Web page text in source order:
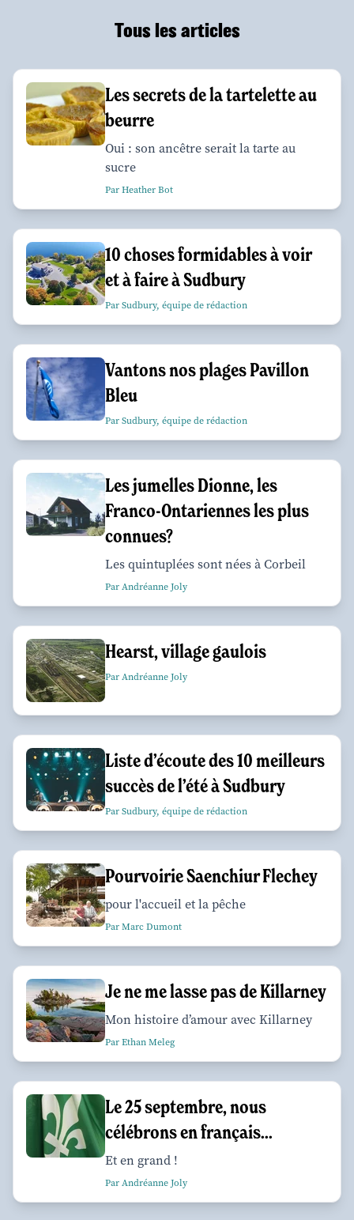
Tous les articles
Les secrets de la tartelette au
beurre
Oui : son ancêtre serait la tarte au
sucre
Par Heather Bot
10 choses formidables à voir
et à faire à Sudbury
Par Sudbury, équipe de rédaction
Vantons nos plages Pavillon
Bleu
Par Sudbury, équipe de rédaction
Les jumelles Dionne, les
Franco-Ontariennes les plus
connues?
Les quintuplées sont nées à Corbeil
Par Andréanne Joly
Hearst, village gaulois
Par Andréanne Joly
Liste d’écoute des 10 meilleurs
succès de l’été à Sudbury
Par Sudbury, équipe de rédaction
Pourvoirie Saenchiur Flechey
pour l'accueil et la pêche
Par Marc Dumont
Je ne me lasse pas de Killarney
Mon histoire d’amour avec Killarney
Par Ethan Meleg
Le 25 septembre, nous
célébrons en français...
Et en grand !
Par Andréanne Joly